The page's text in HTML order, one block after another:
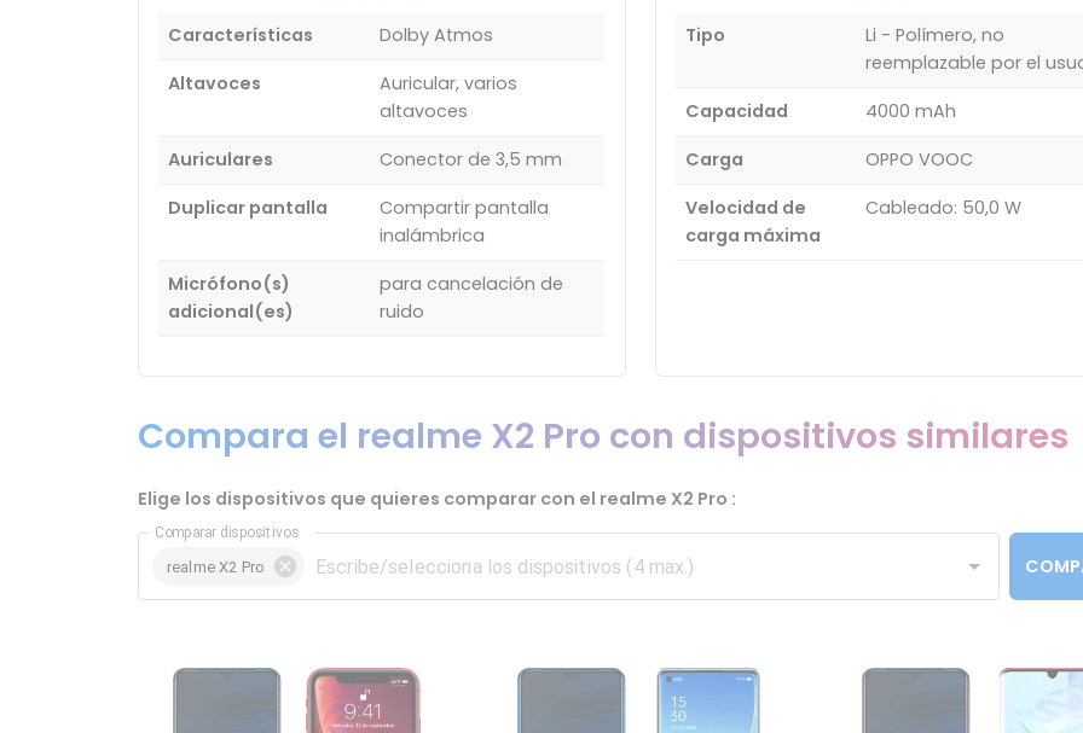
Características
Dolby Atmos
Altavoces
Auricular, varios
altavoces
Auriculares
Conector de 3,5 mm
Duplicar pantalla
Compartir pantalla
inalámbrica
Micrófono(s)
adicional(es)
para cancelación de
ruido
Tipo
Li - Polímero, no
reemplazable por el
Capacidad
4000 mAh
Carga
OPPO VOOC
Velocidad de
carga máxima
Cableado: 50,0 W
Compara el realme X2 Pro con dispositivos similares
Elige los dispositivos que quieres comparar con el realme X2 Pro :
Comparar dispositivos
realme X2 Pro